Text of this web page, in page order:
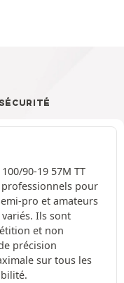
SÉCURITÉ
90-19 57M TT
pour
pro et amateurs
Ils sont
et non
précision
sur tous les